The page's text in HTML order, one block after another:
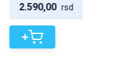
2.590,00 rsd
+